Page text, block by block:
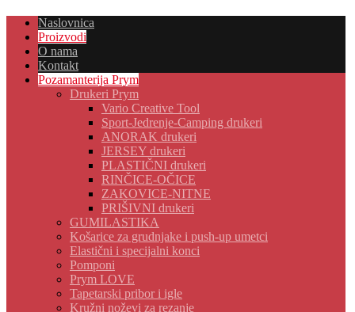
Naslovnica
Proizvodi
O nama
Kontakt
Pozamanterija Prym
Drukeri Prym
Vario Creative Tool
Sport-Jedrenje-Camping drukeri
ANORAK drukeri
JERSEY drukeri
PLASTIČNI drukeri
RINČICE-OČICE
ZAKOVICE-NITNE
PRIŠIVNI drukeri
GUMILASTIKA
Košarice za grudnjake i push-up umetci
Elastični i specijalni konci
Pomponi
Prym LOVE
Tapetarski pribor i igle
Kružni noževi za rezanje